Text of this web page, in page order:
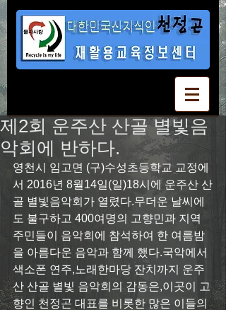
제2회 운주산 산골 별빛음
악회에 반하다.
영천시 임고면 (구)수성초등학교 교정에
서 2016년 8월14일(일)18시에 운주산 산
골 별빛음악회가 열렸다.무더운 날씨에
도 불구하고 400여명의 고향민과 지역
주민들이 음악회에 참석하여 한 여름밤
을 아름다운 음악과 함께 했다.국악에서
색소폰 연주,노래한마당 잔치까지 운주
산 산골 별빛 음악회의 감동은,이곳이 고
향인 천정곤 대표를 비롯한 많은 이들의